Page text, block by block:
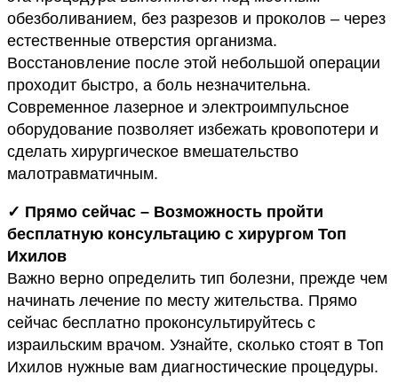
обезболиванием, без разрезов и проколов – через
естественные отверстия организма.
Восстановление после этой небольшой операции
проходит быстро, а боль незначительна.
Современное лазерное и электроимпульсное
оборудование позволяет избежать кровопотери и
сделать хирургическое вмешательство
малотравматичным.
✓ Прямо сейчас – Возможность пройти
бесплатную консультацию с хирургом Топ
Ихилов
Важно верно определить тип болезни, прежде чем
начинать лечение по месту жительства. Прямо
сейчас бесплатно проконсультируйтесь с
израильским врачом. Узнайте, сколько стоят в Топ
Ихилов нужные вам диагностические процедуры.